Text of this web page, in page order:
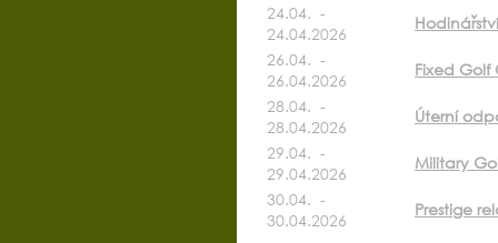
24.04. -
24.04.2026
26.04. -
26.04.2026
Fixed Golf
28.04. -
28.04.2026
Úterní
29.04. -
29.04.2026
Military
30.04. -
30.04.2026
Prestige